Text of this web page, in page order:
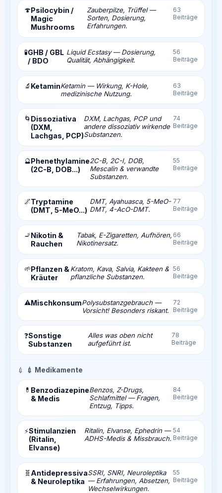
🍄Psilocybin /
Magic
Mushrooms
Zauberpilze, Trüffel —
Sorten, Dosierung,
Erfahrungen.
63
Beiträge
🧪GHB / GBL
/ BDO
Liquid Ecstasy — Dosierung,
Qualität, Abhängigkeit.
56
Beiträge
🔬 KetaminKetamin — Wirkung, K-Hole,
medizinische Nutzung.
63
Beiträge
🌀 Dissoziativa
(DXM,
Lachgas, PCP)
DXM, Lachgas, PCP und
andere dissoziativ wirkende
Substanzen.
74
Beiträge
🔮Phenethylamine
(2C-B, DOB...)
2C-B, 2C-I, DOB,
Mescalin & verwandte
Substanzen.
55
Beiträge
🌌Tryptamine
(DMT, 5-MeO...)
DMT, Ayahuasca, 5-MeO-
DMT, 4-AcO-DMT.
77
Beiträge
🚬Nikotin &
Rauchen
Tabak, E-Zigaretten, Aufhören,
Nikotinersatz.
66
Beiträge
🌱Pflanzen &
Kräuter
Kratom, Kava, Salvia, Kakteen &
pflanzliche Substanzen.
56
Beiträge
⚠️MischkonsumPolysubstanzgebrauch —
Vorsicht! Besonders riskant.
72
Beiträge
❓Sonstige
Substanzen
Alles was oben nicht
aufgeführt ist.
78
Beiträge
💉 💉 Medikamente
💊 Benzodiazepine
& Medis
Benzos, Z-Drugs,
Schlafmittel — Fragen,
Entzug, Tipps.
84
Beiträge
⚡Stimulanzien
(Ritalin,
Elvanse)
Ritalin, Elvanse, Ephedrin —
ADHS-Medis & Missbrauch.
54
Beiträge
🧬 Antidepressiva
& Neuroleptika
SSRI, SNRI, Neuroleptika
— Erfahrungen, Absetzen,
Wechselwirkungen.
55
Beiträge